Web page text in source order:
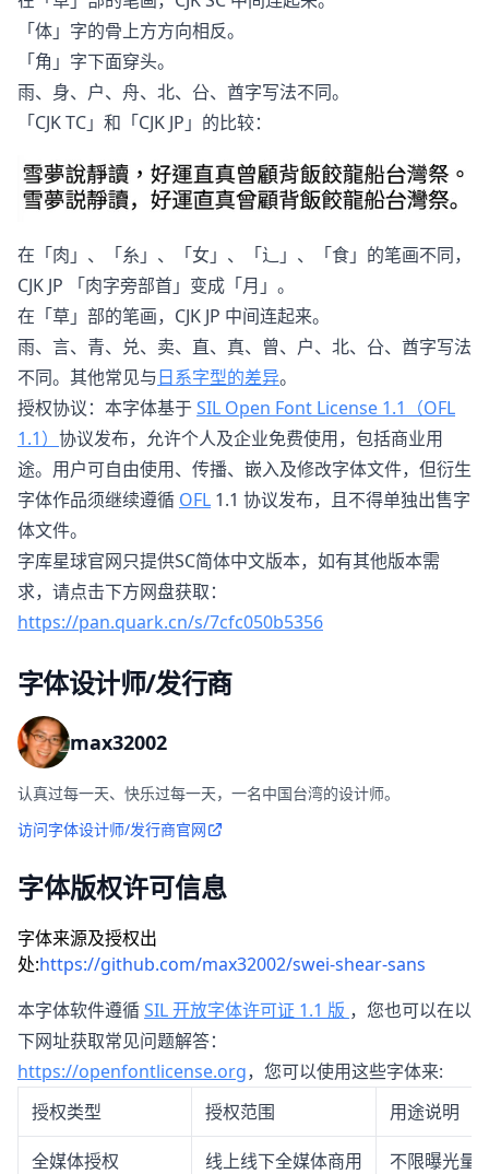
「体」字的骨上方方向相反。
「角」字下面穿头。
雨、身、户、舟、北、㕣、酋字写法不同。
「CJK TC」和「CJK JP」的比较：
在「肉」、「糸」、「女」、「辶」、「食」的笔画不同，
CJK JP 「肉字旁部首」变成「月」。
在「草」部的笔画，CJK JP 中间连起来。
雨、言、青、兑、卖、直、真、曾、户、北、㕣、酋字写法
不同。其他常见与日系字型的差异。
授权协议：本字体基于SIL Open Font License 1.1（OFL
1.1） 协议发布，允许个人及企业免费使用，包括商业用
途。用户可自由使用、传播、嵌入及修改字体文件，但衍生
字体作品须继续遵循 OFL 1.1 协议发布，且不得单独出售字
体文件。
字库星球官网只提供SC简体中文版本，如有其他版本需
求，请点击下方网盘获取：
https://pan.quark.cn/s/7cfc050b5356
字体设计师/发行商
max32002
认真过每一天、快乐过每一天，一名中国台湾的设计师。
访问字体设计师/发行商官网
字体版权许可信息
字体来源及授权出
处:https://github.com/max32002/swei-shear-sans
本字体软件遵循SIL 开放字体许可证 1.1 版 ，您也可以在以
下网址获取常见问题解答：
https://openfontlicense.org，您可以使用这些字体来:
授权类型
授权范围 用途说明
全媒体授权 线上线下全媒体商用 不限曝光量